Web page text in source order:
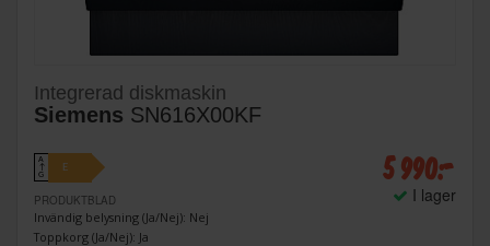
Integrerad diskmaskin
Siemens SN616X00KF
A
↑
G
E
PRODUKTBLAD
Invändig belysning (Ja/Nej): Nej
Toppkorg (Ja/Nej): Ja
5 990:-
I lager